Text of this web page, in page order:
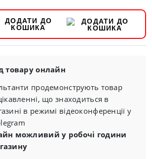
ДОДАТИ ДО
КОШИКА
товару онлайн
продемонструють товар
що знаходиться в
в режимі відеоконференції у
можливий у робочі години